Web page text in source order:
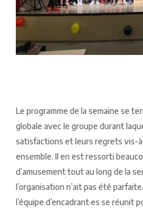
Le programme de la semaine se
globale avec le groupe durant
satisfactions et leurs regrets vis-
ensemble. Il en est ressorti
d’amusement tout au long de la
l’organisation n’ait pas été
l’équipe d’encadrant·es se réunit